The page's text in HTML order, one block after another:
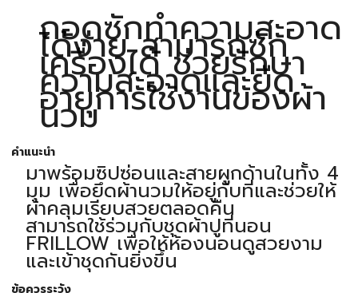
ถอดซักทำความสะอาด
ได้ง่าย สามารถซัก
เครื่องได้ ช่วยรักษา
ความสะอาดและยืด
อายุการใช้งานของผ้า
นวม
คำแนะนำ
มาพร้อมซิปซ่อนและสายผูกด้านในทั้ง 4
มุม เพื่อยึดผ้านวมให้อยู่กับที่และช่วยให้
ผ้าคลุมเรียบสวยตลอดคืน
สามารถใช้ร่วมกับชุดผ้าปูที่นอน
FRILLOW เพื่อให้ห้องนอนดูสวยงาม
และเข้าชุดกันยิ่งขึ้น
ข้อควรระวัง